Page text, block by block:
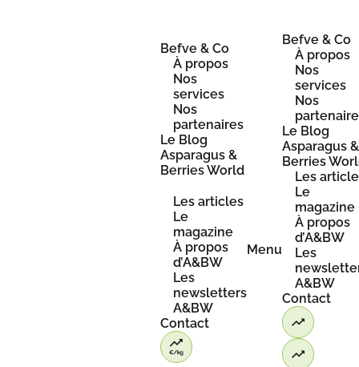
Befve & Co
À propos
Nos
services
Nos
partenaires
Le Blog
Asparagus &
Berries World
Les articles
Le
magazine
À propos
d’A&BW
Les
newsletters
A&BW
Contact
Menu
Befve & Co
À propos
Nos
services
Nos
Le Blog
Asparagus &
Berries
Les
Le
magazine
À propos
d’A&BW
Les
A&BW
Contact